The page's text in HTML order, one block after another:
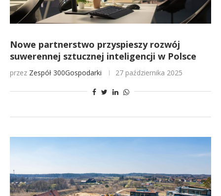
Nowe partnerstwo przyspieszy rozwój
suwerennej sztucznej inteligencji w Polsce
przez Zespół 300Gospodarki 27 października 2025